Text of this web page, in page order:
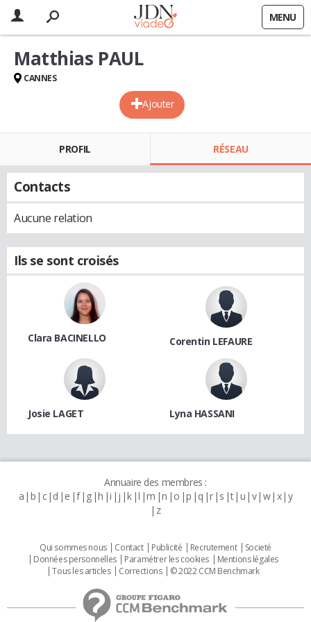
MENU
Ajouter
Matthias PAUL
CANNES
PROFIL RÉSEAU
Contacts
Aucune relation
Ils se sont croisés
Clara BACINELLO Corentin LEFAURE
Josie LAGET Lyna HASSANI
Annuaire des membres :
a b c d e f g h i j k l m n o p q r s t u v w x y
z
Qui sommes nous Contact Publicité Recrutement
Societé
Données personnelles
Paramétrer les cookies
Mentions légales
Tous les articles
Corrections © 2022 CCM Benchmark